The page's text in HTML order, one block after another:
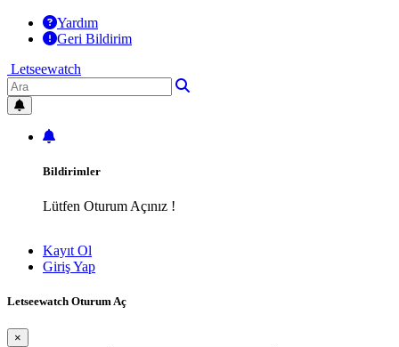
Yardım
Geri Bildirim
Letseewatch
Bildirimler
Lütfen Oturum Açınız !
Kayıt Ol
Giriş Yap
Letseewatch Oturum Aç
×